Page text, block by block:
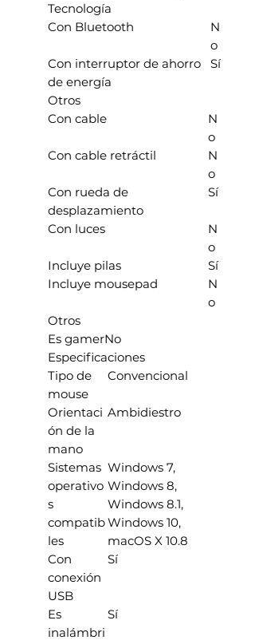
Tecnología
Con Bluetooth
N
o
Con interruptor de ahorro
de energía
Sí
Otros
Con cable
N
o
Con cable retráctil
N
o
Con rueda de
desplazamiento
Sí
Con luces
N
o
Incluye pilas
Sí
Incluye mousepad
N
o
Otros
Es gamerNo
Especificaciones
Tipo de
mouse
Convencional
Orientaci
ón de la
mano
Ambidiestro
Sistemas
operativo
s
compatib
les
Windows 7,
Windows 8,
Windows 8.1,
Windows 10,
macOS X 10.8
Con
conexión
USB
Sí
Es
inalámbri
Sí